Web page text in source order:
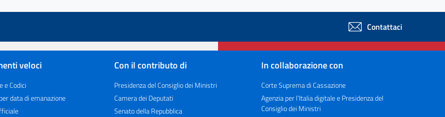
Contattaci
veloci
e Codici
data di emanazione
Con il contributo di
Presidenza del Consiglio dei Ministri
Camera dei Deputati
Senato della Repubblica
In collaborazione con
Corte Suprema di Cassazione
Agenzia per l’Italia digitale e Presidenza del
Consiglio dei Ministri